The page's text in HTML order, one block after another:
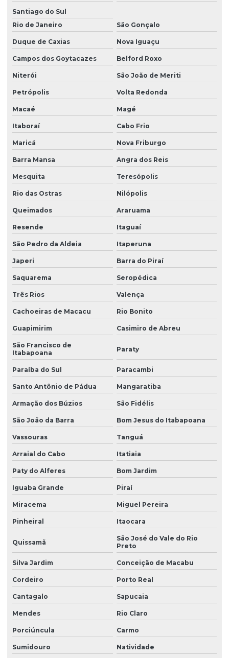
Santiago do Sul
Rio de Janeiro
São Gonçalo
Duque de Caxias Nova Iguaçu
Campos dos Goytacazes Belford Roxo
Niterói São João de Meriti
Petrópolis Volta Redonda
Macaé Magé
Itaboraí Cabo Frio
Maricá Nova Friburgo
Barra Mansa Angra dos Reis
Mesquita Teresópolis
Rio das Ostras Nilópolis
Queimados Araruama
Resende Itaguaí
São Pedro da Aldeia Itaperuna
Japeri Barra do Piraí
Saquarema Seropédica
Três Rios Valença
Cachoeiras de Macacu Rio Bonito
Guapimirim Casimiro de Abreu
São Francisco de
Itabapoana
Paraty
Paraíba do Sul Paracambi
Santo Antônio de Pádua Mangaratiba
Armação dos Búzios São Fidélis
São João da Barra Bom Jesus do Itabapoana
Vassouras Tanguá
Arraial do Cabo Itatiaia
Paty do Alferes Bom Jardim
Iguaba Grande Piraí
Miracema Miguel Pereira
Pinheiral Itaocara
Quissamã
São José do Vale do Rio
Preto
Silva Jardim Conceição de Macabu
Cordeiro Porto Real
Cantagalo Sapucaia
Mendes Rio Claro
Porciúncula Carmo
Sumidouro Natividade